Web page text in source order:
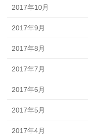
2017年10月
2017年9月
2017年8月
2017年7月
2017年6月
2017年5月
2017年4月